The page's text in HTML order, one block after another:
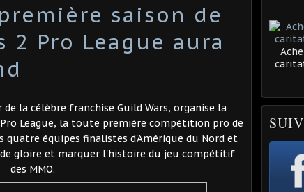
saison de
2 Pro League aura
la célèbre franchise Guild Wars, organise la
Pro League, la toute première compétition pro de
quatre équipes finalistes d'Amérique du Nord et
gloire et marquer l'histoire du jeu compétitif
des MMO.